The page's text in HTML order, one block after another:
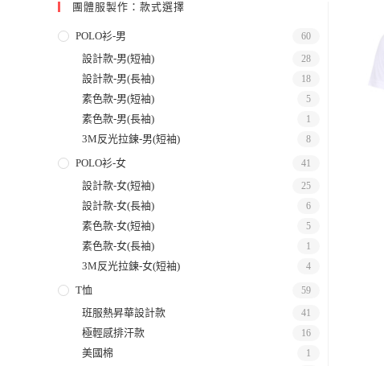
團體服製作：款式選擇
POLO衫-男 60
設計款-男(短袖) 28
設計款-男(長袖) 18
素色款-男(短袖) 5
素色款-男(長袖) 1
3M反光拉鍊-男(短袖) 8
POLO衫-女 41
設計款-女(短袖) 25
設計款-女(長袖) 6
素色款-女(短袖) 5
素色款-女(長袖) 1
3M反光拉鍊-女(短袖) 4
T恤 59
班服熱昇華設計款 41
極輕感排汗款 16
美國棉 1